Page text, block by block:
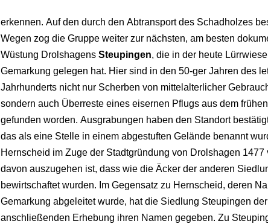
erkennen. Auf den durch den Abtransport des Schadholzes
Wegen zog die Gruppe weiter zur nächsten, am besten
Wüstung Drolshagens Steupingen, die in der heute
Gemarkung gelegen hat. Hier sind in den 50-ger Jahren des
Jahrhunderts nicht nur Scherben von mittelalterlicher
sondern auch Überreste eines eisernen Pflugs aus dem
gefunden worden. Ausgrabungen haben den Standort
das als eine Stelle in einem abgestuften Gelände benannt
Hernscheid im Zuge der Stadtgründung von Drolshagen 1477
davon auszugehen ist, dass wie die Äcker der anderen
bewirtschaftet wurden. Im Gegensatz zu Hernscheid, deren
Gemarkung abgeleitet wurde, hat die Siedlung Steupingen
anschließenden Erhebung ihren Namen gegeben. Zu